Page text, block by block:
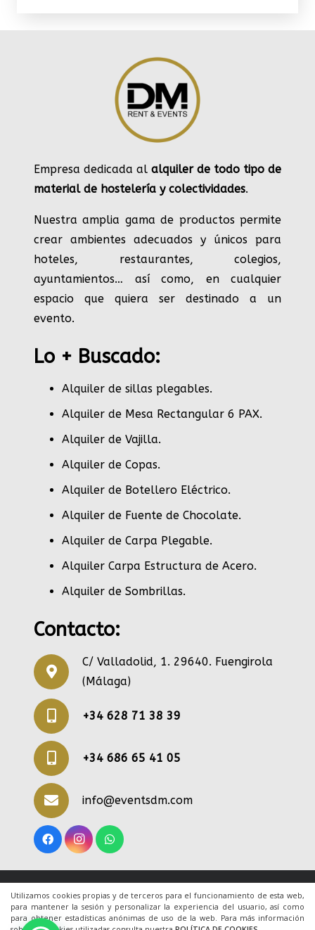
Utilizamos cookies propias y de terceros para el funcionamiento de esta web,
para mantener la sesión y personalizar la experiencia del usuario, así como
para obtener estadísticas anónimas de uso de la web. Para más información
Empresa dedicada al alquiler de todo tipo de
material de hostelería y colectividades.
Nuestra amplia gama de productos permite
crear ambientes adecuados y únicos para
hoteles, restaurantes, colegios,
ayuntamientos… así como, en cualquier
espacio que quiera ser destinado a un
evento.
Lo + Buscado:
Alquiler de sillas plegables.
Alquiler de Mesa Rectangular 6 PAX.
Alquiler de Vajilla.
Alquiler de Copas.
Alquiler de Botellero Eléctrico.
Alquiler de Fuente de Chocolate.
Alquiler de Carpa Plegable.
Alquiler Carpa Estructura de Acero.
Alquiler de Sombrillas.
Contacto:
C/ Valladolid, 1. 29640. Fuengirola
(Málaga)
+34 628 71 38 39
+34 686 65 41 05
info@eventsdm.com
© 2020 Todos los derechos reservados. Una web
deACRILONIA